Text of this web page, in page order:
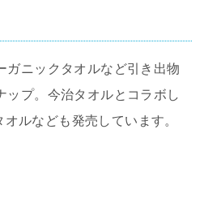
ガニックタオルなど引き出物
ップ。今治タオルとコラボし
ルなども発売しています。